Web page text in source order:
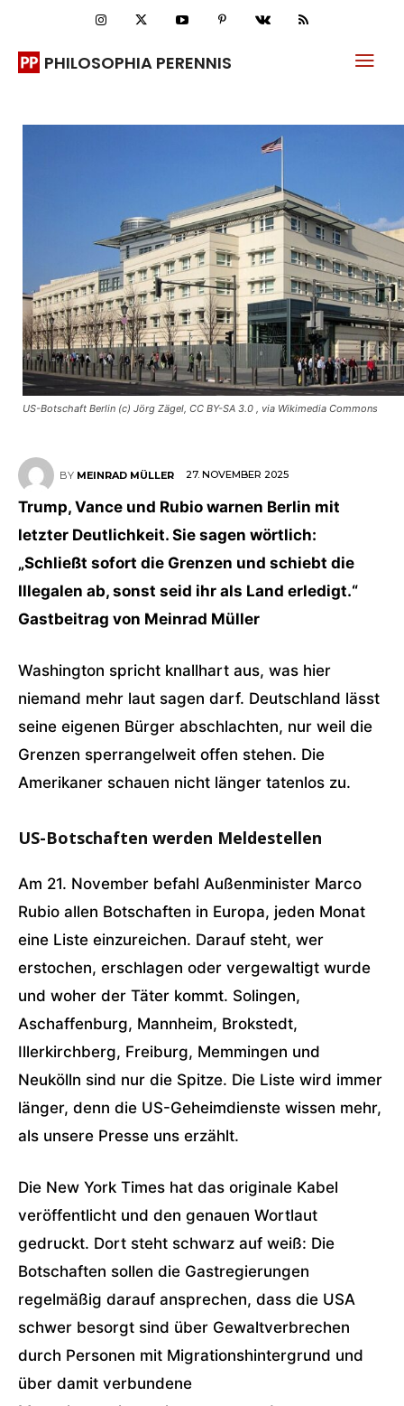
PHILOSOPHIA PERENNIS
US-Botschaft Berlin (c) Jörg Zägel, CC BY-SA 3.0 , via Wikimedia Commons
BY MEINRAD MÜLLER 27. NOVEMBER 2025
Trump, Vance und Rubio warnen Berlin mit
letzter Deutlichkeit. Sie sagen wörtlich:
„Schließt sofort die Grenzen und schiebt die
Illegalen ab, sonst seid ihr als Land erledigt.“
Gastbeitrag von Meinrad Müller
Washington spricht knallhart aus, was hier
niemand mehr laut sagen darf. Deutschland lässt
seine eigenen Bürger abschlachten, nur weil die
Grenzen sperrangelweit offen stehen. Die
Amerikaner schauen nicht länger tatenlos zu.
US-Botschaften werden Meldestellen
Am 21. November befahl Außenminister Marco
Rubio allen Botschaften in Europa, jeden Monat
eine Liste einzureichen. Darauf steht, wer
erstochen, erschlagen oder vergewaltigt wurde
und woher der Täter kommt. Solingen,
Aschaffenburg, Mannheim, Brokstedt,
Illerkirchberg, Freiburg, Memmingen und
Neukölln sind nur die Spitze. Die Liste wird immer
länger, denn die US-Geheimdienste wissen mehr,
als unsere Presse uns erzählt.
Die New York Times hat das originale Kabel
veröffentlicht und den genauen Wortlaut
gedruckt. Dort steht schwarz auf weiß: Die
Botschaften sollen die Gastregierungen
regelmäßig darauf ansprechen, dass die USA
schwer besorgt sind über Gewaltverbrechen
durch Personen mit Migrationshintergrund und
über damit verbundene